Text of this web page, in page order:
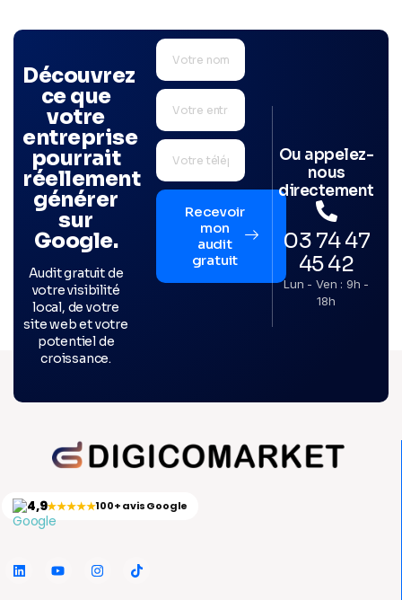
Découvrez
ce que
votre
entreprise
pourrait
réellement
générer
sur
Google.
Audit gratuit de
votre visibilité
local, de votre
site web et votre
potentiel de
croissance.
Recevoir
mon
audit
gratuit
Ou appelez-
nous
directement
03 74 47
45 42
Lun - Ven : 9h -
18h
4,9★★★★★100+ avis Google